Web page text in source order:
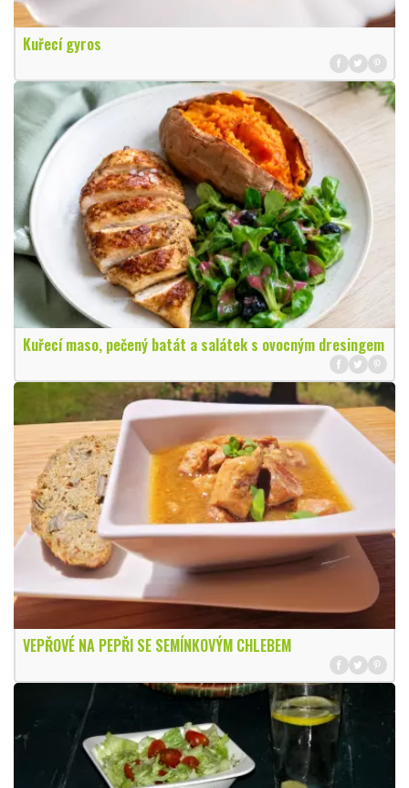
Kuřecí gyros
Kuřecí maso, pečený batát a salátek s ovocným dresingem
VEPŘOVÉ NA PEPŘI SE SEMÍNKOVÝM CHLEBEM